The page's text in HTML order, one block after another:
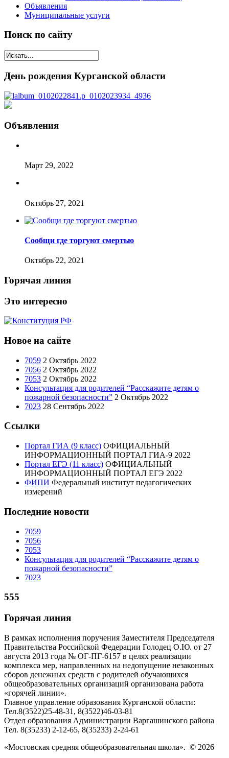
Объявления
Муниципальные услуги
Поиск по сайту
День рождения Курганской области
Объявления
Март 29, 2022
Октябрь 27, 2021
Сообщи где торгуют смертью
Октябрь 22, 2021
Горячая линия
Это интересно
Новое на сайте
7059 2 Октябрь 2022
7056 2 Октябрь 2022
7053 2 Октябрь 2022
Консультация для родителей “Расскажите детям о
пожарной безопасности” 2 Октябрь 2022
7023 28 Сентябрь 2022
Ссылки
Портал ГИА (9 класс) ОФИЦИАЛЬНЫЙ
ИНФОРМАЦИОННЫЙ ПОРТАЛ ГИА-9 2022
Портал ЕГЭ (11 класс) ОФИЦИАЛЬНЫЙ
ИНФОРМАЦИОННЫЙ ПОРТАЛ ЕГЭ 2022
ФИПИ Федеральный институт педагогических
измерений
Последние новости
7059
7056
7053
Консультация для родителей “Расскажите детям о
пожарной безопасности”
7023
555
Горячая линия
В рамках исполнения поручения Заместителя Председателя
Правительства Российской Федерации Голодец О.Ю. от 27
августа 2013 года № ОГ-ПГ-6157 в целях реализации
комплекса мер, направленных на недопущение незаконных
сборов денежных средств с родителей обучающихся
общеобразовательных организаций организована работа
«горячей линии».
Главное управление образования Курганской области:
Тел.8(3522)25-48-31, 8(3522)46-03-81
Отдел образования Администрации Варгашинского района
Тел. 8(35233) 2-12-65, 8(35233) 2-24-61
«Мостовская средняя общеобразовательная школа». © 2026